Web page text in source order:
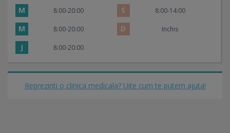
M 8:00-20:00 S 8:00-14:00
M 8:00-20:00 D Inchis
J 8:00-20:00
Reprezinti o clinica medicala? Uite cum te putem ajuta!